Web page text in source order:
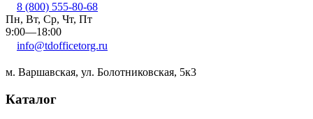
8 (800) 555-80-68
Пн, Вт, Ср, Чт, Пт
9:00—18:00
info@tdofficetorg.ru
м. Варшавская, ул. Болотниковская, 5к3
Каталог